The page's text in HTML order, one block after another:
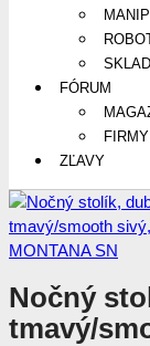
FÓRUM
FIRMY
ZĽAVY
Nočný
tmavý/